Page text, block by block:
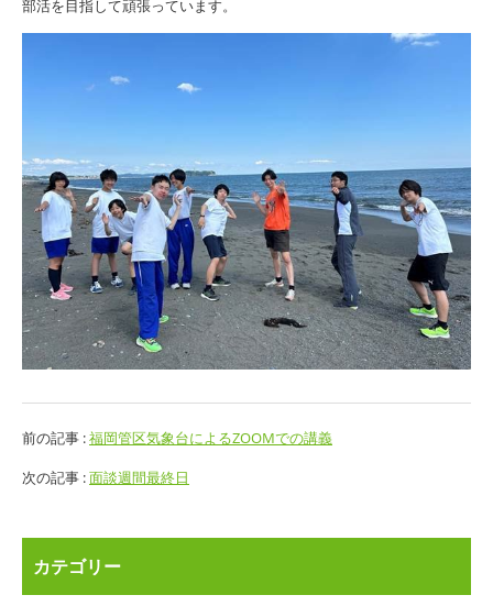
部活を目指して頑張っています。
前の記事 :福岡管区気象台によるZOOMでの講義
次の記事 :面談週間最終日
カテゴリー